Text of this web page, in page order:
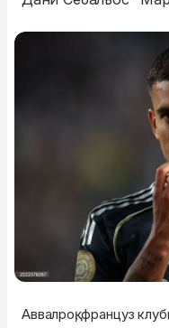
Аввалроқ, француз